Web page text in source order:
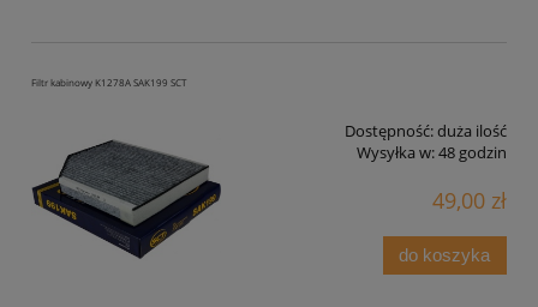
Filtr kabinowy K1278A SAK199 SCT
Dostępność:duża ilość
Wysyłka w:48 godzin
49,00 zł
do koszyka